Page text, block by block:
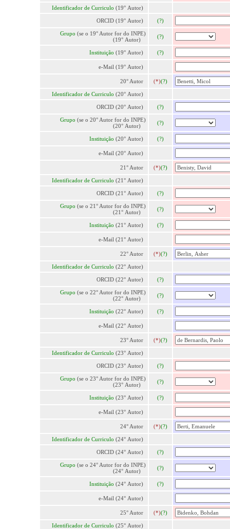
Identificador de Curriculo (19° Autor)
ORCID (19° Autor) (?)
Grupo (se o 19° Autor for do INPE)
(19° Autor)
(?)
Instituição (19° Autor) (?)
e-Mail (19° Autor)
20° Autor (*)(?)
Identificador de Curriculo (20° Autor)
ORCID (20° Autor) (?)
Grupo (se o 20° Autor for do INPE)
(20° Autor)
(?)
Instituição (20° Autor) (?)
e-Mail (20° Autor)
21° Autor (*)(?)
Identificador de Curriculo (21° Autor)
ORCID (21° Autor) (?)
Grupo (se o 21° Autor for do INPE)
(21° Autor)
(?)
Instituição (21° Autor) (?)
e-Mail (21° Autor)
22° Autor (*)(?)
Identificador de Curriculo (22° Autor)
ORCID (22° Autor) (?)
Grupo (se o 22° Autor for do INPE)
(22° Autor)
(?)
Instituição (22° Autor) (?)
e-Mail (22° Autor)
23° Autor (*)(?)
Identificador de Curriculo (23° Autor)
ORCID (23° Autor) (?)
Grupo (se o 23° Autor for do INPE)
(23° Autor)
(?)
Instituição (23° Autor) (?)
e-Mail (23° Autor)
24° Autor (*)(?)
Identificador de Curriculo (24° Autor)
ORCID (24° Autor) (?)
Grupo (se o 24° Autor for do INPE)
(24° Autor)
(?)
Instituição (24° Autor) (?)
e-Mail (24° Autor)
25° Autor (*)(?)
Identificador de Curriculo (25° Autor)